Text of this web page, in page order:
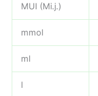
MUI (Mi.j.)
mmol
ml
l